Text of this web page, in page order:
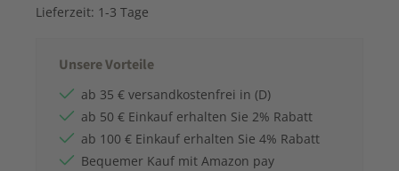
Lieferzeit: 1-3 Tage
Unsere Vorteile
ab 35 € versandkostenfrei in (D)
ab 50 € Einkauf erhalten Sie 2% Rabatt
ab 100 € Einkauf erhalten Sie 4% Rabatt
Bequemer Kauf mit Amazon pay